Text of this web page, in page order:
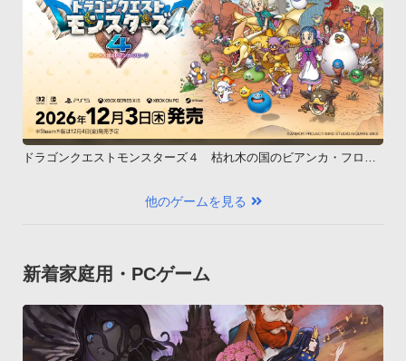
ドラゴンクエストモンスターズ４ 枯れ木の国のビアンカ・フロー
他のゲームを見る
新着家庭用・PCゲーム